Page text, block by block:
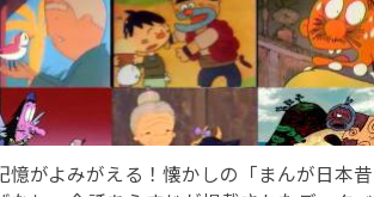
憶がよみがえる！懐かしの「まんが日本昔